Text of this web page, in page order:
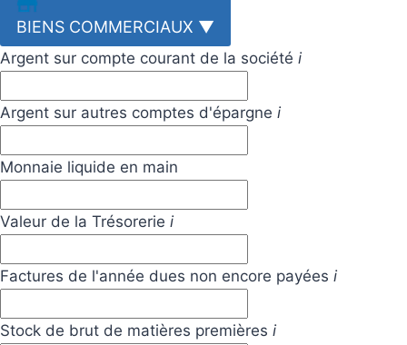
BIENS COMMERCIAUX ▼
Argent sur compte courant de la société i
Argent sur autres comptes d'épargne i
Monnaie liquide en main
Valeur de la Trésorerie i
Factures de l'année dues non encore payées i
Stock de brut de matières premières i